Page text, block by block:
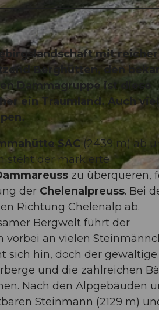
mit reicher
Berghütten, den
Dammagruppe ist diese
ein Traumland. Auch
SAC (2439 m) ab
steht der markierte
zu überqueren,
der Chelenalpreuss. Bei
Richtung Chelenalp ab.
Bergwelt führt der
an vielen
sich hin, doch der gewaltige
und die zahlreichen
Nach den Alpgebäuden
Steinmann (2129 m)